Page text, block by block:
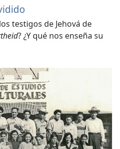
testigos de Jehová de
? ¿Y qué nos enseña su